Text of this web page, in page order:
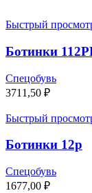
Быстрый
Ботинки
Спецобувь
3711,50 ₽
Быстрый
Ботинки 12р
Спецобувь
1677,00 ₽